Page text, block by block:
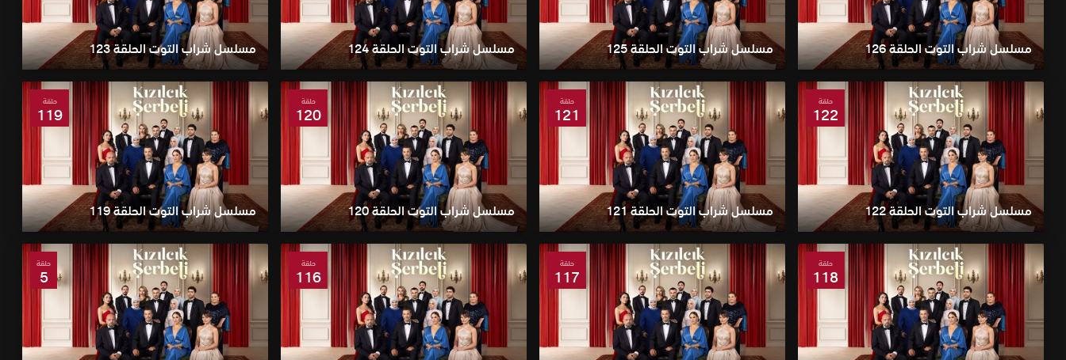
مسلسل شراب التوت الحلقة 126 مسلسل شراب التوت الحلقة 125 مسلسل شراب التوت الحلقة 124 مسلسل شراب التوت الحلقة 123
حلقة
122
مسلسل شراب التوت الحلقة 122
حلقة
121
مسلسل شراب التوت الحلقة 121
حلقة
120
مسلسل شراب التوت الحلقة 120
حلقة
119
مسلسل شراب التوت الحلقة 119
حلقة
118
حلقة
117
حلقة
116
حلقة
5